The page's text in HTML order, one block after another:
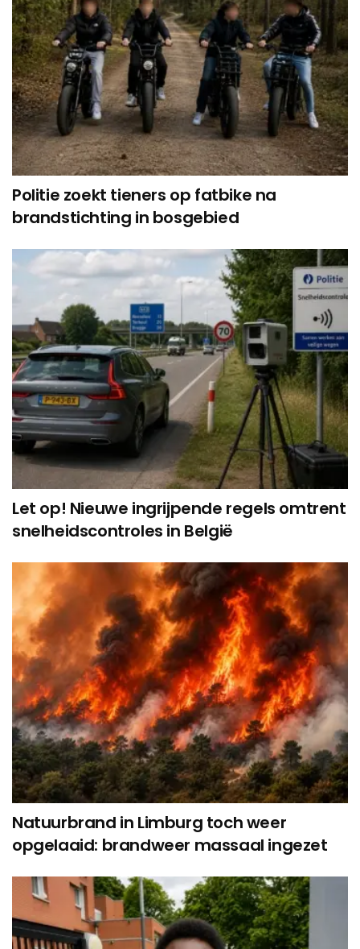
Politie zoekt tieners op fatbike na
brandstichting in bosgebied
Let op! Nieuwe ingrijpende regels omtrent
snelheidscontroles in België
Natuurbrand in Limburg toch weer
opgelaaid: brandweer massaal ingezet